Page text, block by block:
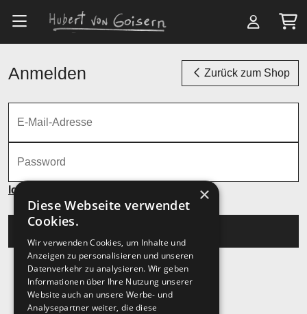
Zum Hauptinhalt springen
Anmelden Zurück zum Shop
E-Mail-Adresse
Password
Ich habe mein Passwort vergessen ×
Diese Webseite verwendet
Cookies.
Wir verwenden Cookies, um Inhalte und
Anzeigen zu personalisieren und unseren
Datenverkehr zu analysieren. Wir geben
Informationen über Ihre Nutzung unserer
Website auch an unsere Werbe- und
Analysepartner weiter, die diese